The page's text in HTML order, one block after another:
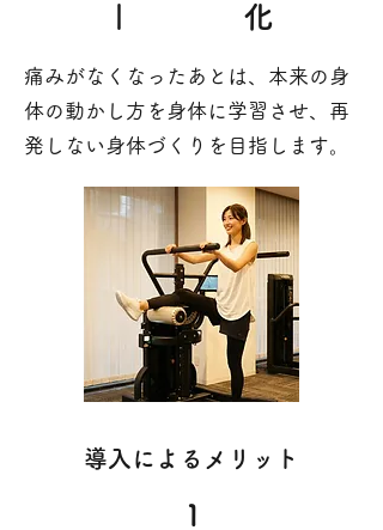
化
痛みがなくなったあとは、本来の身
体の動かし方を身体に学習させ、​再
発しない身体づくりを目指します。
導入によるメリット
1